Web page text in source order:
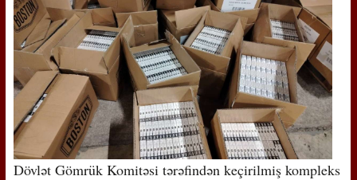
Dövlət Gömrük Komitəsi tərəfindən keçirilmiş kompleks